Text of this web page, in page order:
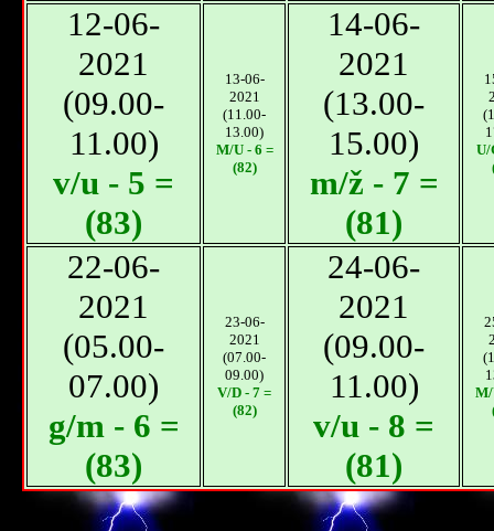
12-06-
2021
(09.00-
11.00)
v/u - 5 =
(83)
13-06-
2021
(11.00-
13.00)
M/U - 6 =
(82)
14-06-
2021
(13.00-
15.00)
m/ž - 7 =
(81)
U/
22-06-
2021
(05.00-
07.00)
g/m - 6 =
(83)
23-06-
2021
(07.00-
09.00)
V/D - 7 =
(82)
24-06-
2021
(09.00-
11.00)
v/u - 8 =
(81)
M/